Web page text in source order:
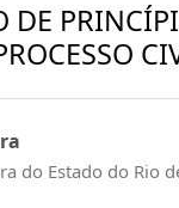
DE
do Estado do Rio